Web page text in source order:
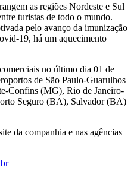
as regiões Nordeste e Sul
turistas de todo o mundo.
pelo avanço da imunização
19, há um aquecimento
no último dia 01 de
de São Paulo-Guarulhos
Confins (MG), Rio de Janeiro-
Seguro (BA), Salvador (BA)
da companhia e nas agências